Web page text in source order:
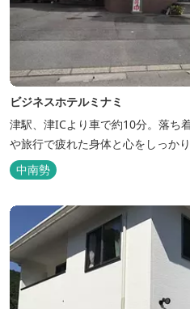
ビジネスホテルミナミ
津駅、津ICより車で約10分。落ち
や旅行で疲れた身体と心をしっか
中南勢